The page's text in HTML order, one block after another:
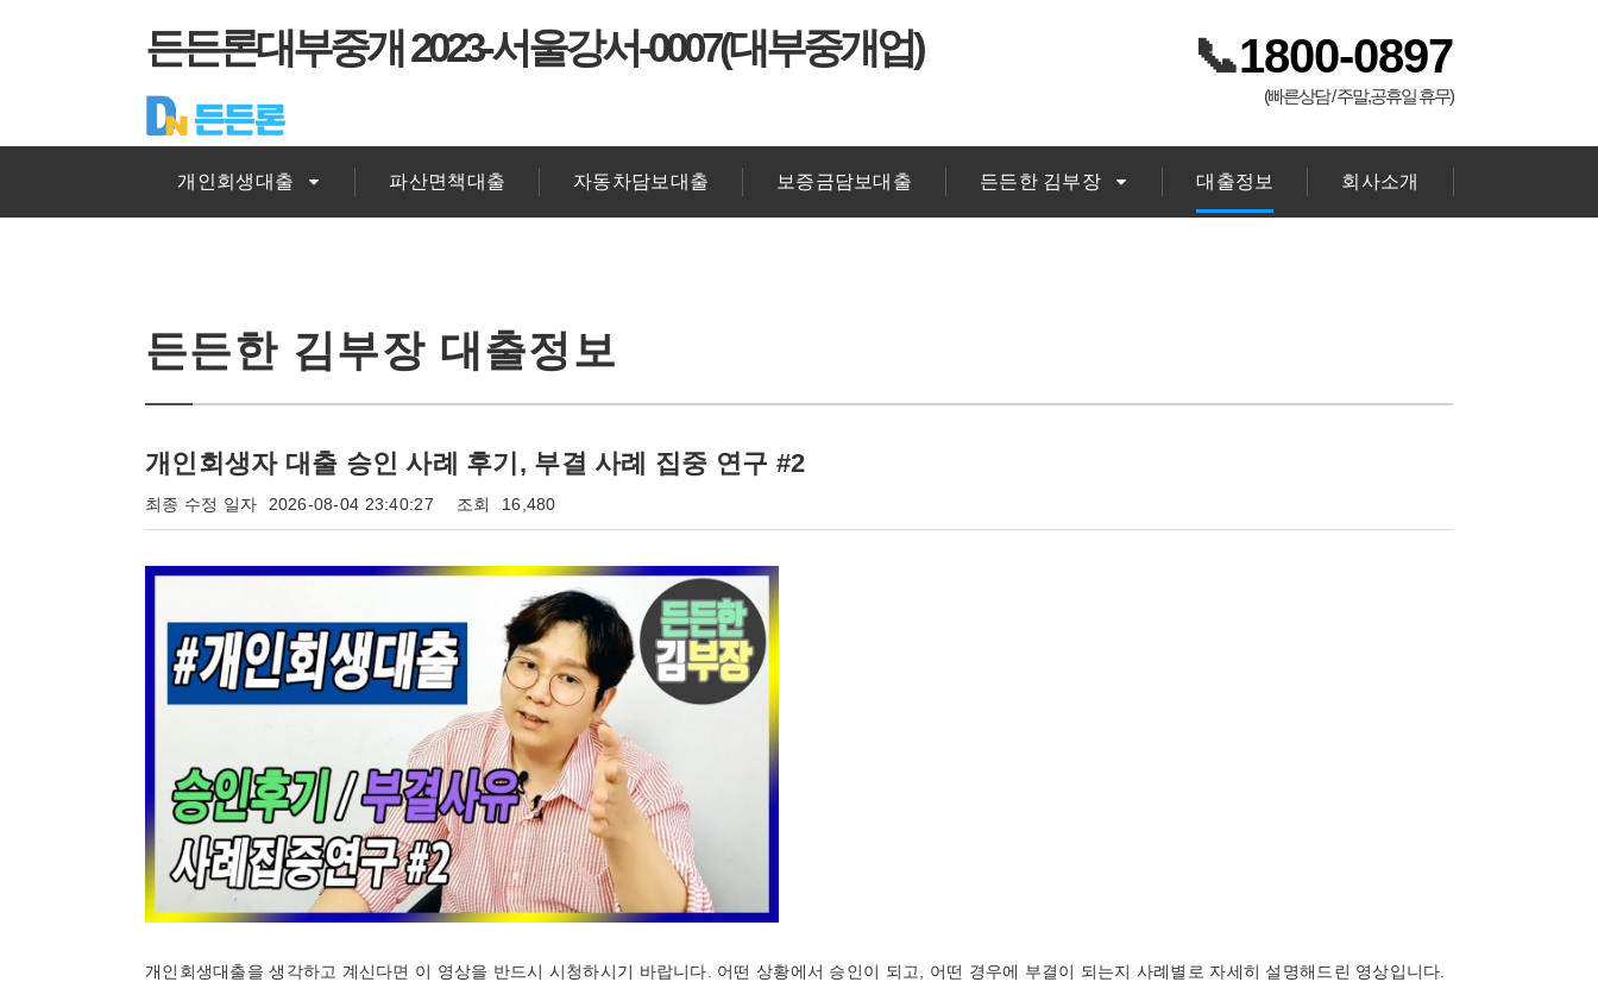
든든론대부중개 2023-서울강서-0007(대부중개업) 📞1800-0897
(빠른상담 / 주말,공휴일 휴무)
개인회생대출 파산면책대출 자동차담보대출 보증금담보대출 든든한 김부장 대출정보 회사소개
든든한 김부장 대출정보
개인회생자 대출 승인 사례 후기, 부결 사례 집중 연구 #2
최종 수정 일자 2026-08-04 23:40:27 조회 16,480
개인회생대출을 생각하고 계신다면 이 영상을 반드시 시청하시기 바랍니다. 어떤 상황에서 승인이 되고, 어떤 경우에 부결이 되는지 사례별로 자세히 설명해드린 영상입니다.